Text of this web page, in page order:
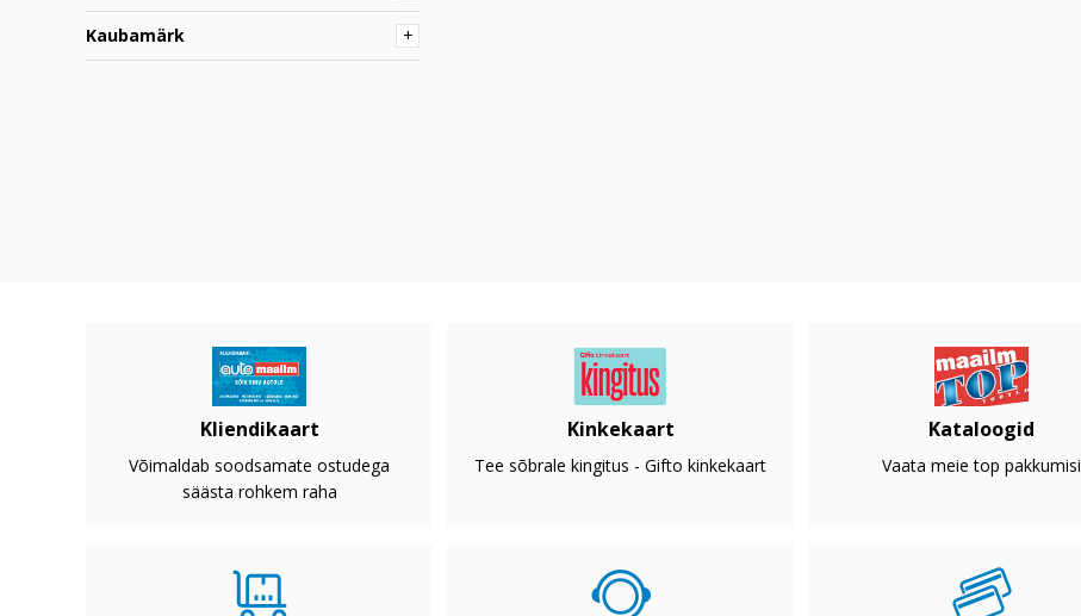
Kliendikaart
Võimaldab soodsamate ostudega
säästa rohkem raha
Kinkekaart
Tee sõbrale kingitus - Gifto kinkekaart
Kataloogid
Vaata meie top pakkumisi